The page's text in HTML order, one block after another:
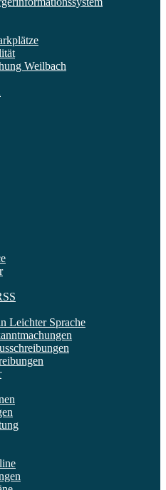
Weilbach
Leichter Sprache